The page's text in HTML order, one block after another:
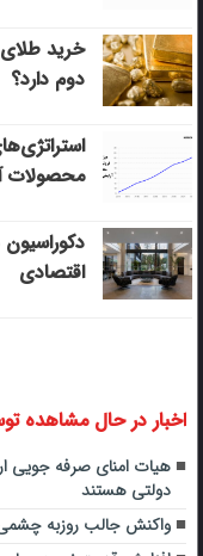
خرید
دوم دارد؟
محصولات
اقتصادی
اخبار در حال مشاهده
هیات امنای صرفه جویی
دولتی هستند
واکنش جالب روزبه چشمی